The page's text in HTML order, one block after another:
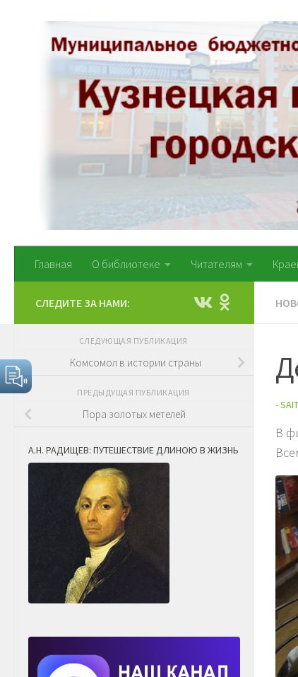
Перейти к содержимому
Главная О библиотеке Читателям
-
В
СЛЕДИТЕ ЗА НАМИ:
СЛЕДУЮЩАЯ ПУБЛИКАЦИЯ
Комсомол в истории страны
ПРЕДЫДУЩАЯ ПУБЛИКАЦИЯ
Пора золотых метелей
А.Н. РАДИЩЕВ: ПУТЕШЕСТВИЕ ДЛИНОЮ В ЖИЗНЬ